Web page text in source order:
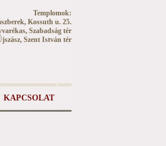
Templomok:
Kossuth u. 25.
Szabadság tér
Szent István tér
KAPCSOLAT